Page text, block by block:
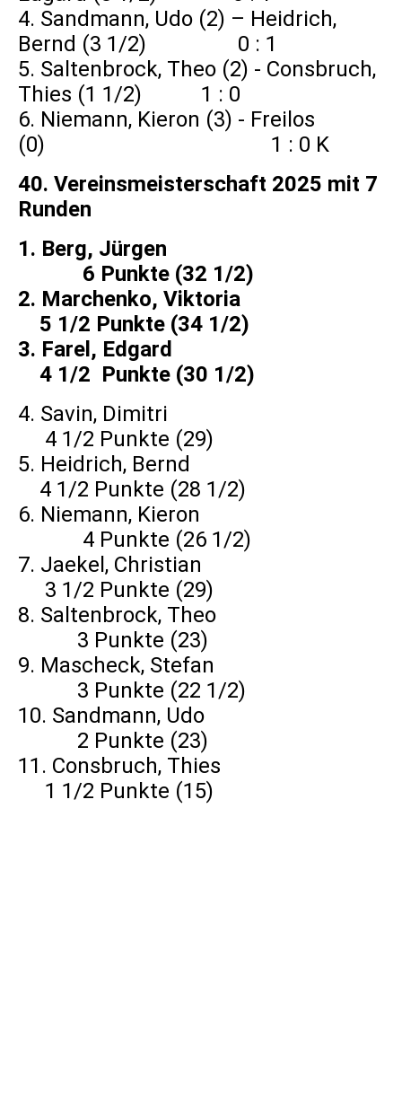
4. Sandmann, Udo (2) – Heidrich,
Bernd (3 1/2) 0 : 1
5. Saltenbrock, Theo (2) - Consbruch,
Thies (1 1/2) 1 : 0
6. Niemann, Kieron (3) - Freilos
(0) 1 : 0 K
40. Vereinsmeisterschaft 2025 mit 7
Runden
1. Berg, Jürgen
6 Punkte (32 1/2)
2. Marchenko, Viktoria
5 1/2 Punkte (34 1/2)
3. Farel, Edgard
4 1/2 Punkte (30 1/2)
4. Savin, Dimitri
4 1/2 Punkte (29)
5. Heidrich, Bernd
4 1/2 Punkte (28 1/2)
6. Niemann, Kieron
4 Punkte (26 1/2)
7. Jaekel, Christian
3 1/2 Punkte (29)
8. Saltenbrock, Theo
3 Punkte (23)
9. Mascheck, Stefan
3 Punkte (22 1/2)
10. Sandmann, Udo
2 Punkte (23)
11. Consbruch, Thies
1 1/2 Punkte (15)